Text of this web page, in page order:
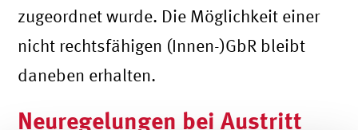
zugeordnet wurde. Die Möglichkeit einer
nicht rechtsfähigen (Innen-)GbR bleibt
daneben erhalten.
Neuregelungen bei Austritt